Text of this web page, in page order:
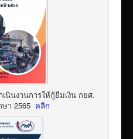
เนินงานการให้กู้ยืมเงิน กยศ.
า 2565 คลิก